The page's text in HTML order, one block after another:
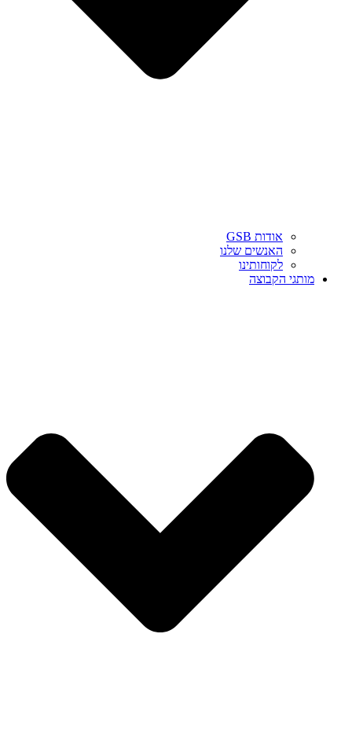
אודות GSB
האנשים שלנו
לקוחותינו
מותגי הקבוצה